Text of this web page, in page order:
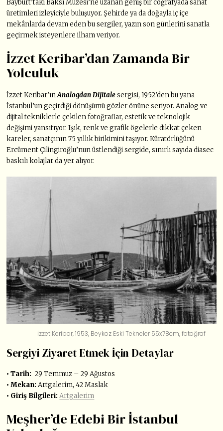
Bayburt’taki Baksı Müzesi’ne uzanan geniş bir coğrafyada sanat
üretimleri izleyiciyle buluşuyor. Şehirde ya da doğayla iç içe
mekânlarda devam eden bu sergiler, yazın son günlerini sanatla
geçirmek isteyenlere ilham veriyor.
İzzet Keribar’dan Zamanda Bir
Yolculuk
İzzet Keribar’ınAnalogdan Dijitalesergisi, 1952’den bu yana
İstanbul’un geçirdiği dönüşümü gözler önüne seriyor. Analog ve
dijital tekniklerle çekilen fotoğraflar, estetik ve teknolojik
değişimi yansıtıyor. Işık, renk ve grafik ögelerle dikkat çeken
kareler, sanatçının 75 yıllık birikimini taşıyor. Küratörlüğünü
Ercüment Çilingiroğlu’nun üstlendiği sergide, sınırlı sayıda diasec
baskılı kolajlar da yer alıyor.
İzzet Keribar, 1953, Beykoz Eski Tekneler 55x78cm, fotoğraf
Sergiyi Ziyaret Etmek İçin Detaylar
• Tarih: 29 Temmuz – 29 Ağustos
• Mekan:Artgalerim, 42 Maslak
• Giriş Bilgileri: Artgalerim
Meşher’de Edebi Bir İstanbul